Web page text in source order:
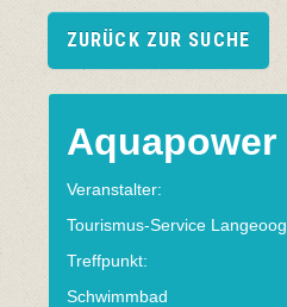
ZURÜCK ZUR SUCHE
Aquapower
Veranstalter:
Tourismus-Service Langeoog
Treffpunkt:
Schwimmbad